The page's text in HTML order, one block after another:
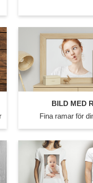
BILD MED
Fina ramar för